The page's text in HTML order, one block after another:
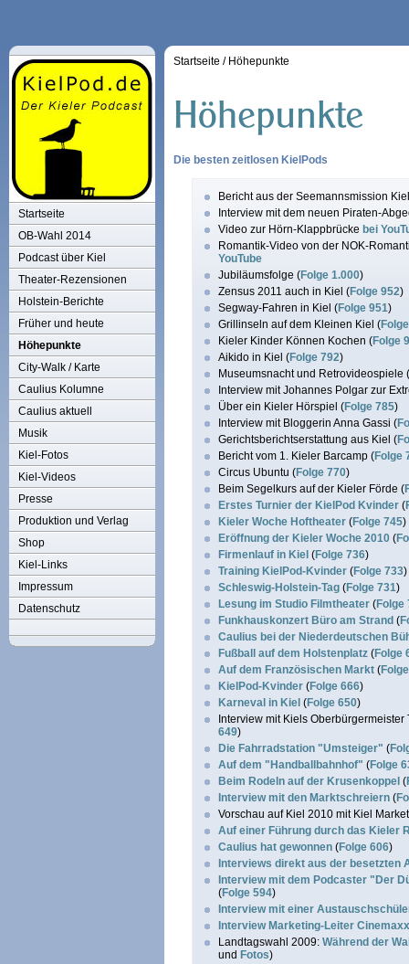
Startseite
OB-Wahl 2014
Podcast über Kiel
Theater-Rezensionen
Holstein-Berichte
Früher und heute
Höhepunkte
City-Walk / Karte
Caulius Kolumne
Caulius aktuell
Musik
Kiel-Fotos
Kiel-Videos
Presse
Produktion und Verlag
Shop
Kiel-Links
Impressum
Datenschutz
Startseite / Höhepunkte
Die besten zeitlosen KielPods
Bericht aus der Seemannsmission
Interview mit dem neuen Piraten-
Video zur Hörn-Klappbrücke bei
Romantik-Video von der NOK-
YouTube
Jubiläumsfolge (Folge 1.000)
Zensus 2011 auch in Kiel (Folge 952)
Segway-Fahren in Kiel (Folge 951)
Grillinseln auf dem Kleinen Kiel (
Kieler Kinder Können Kochen (Folge
Aikido in Kiel (Folge 792)
Museumsnacht und Retrovideospiele (
Interview mit Johannes Polgar zur
Über ein Kieler Hörspiel (Folge 785)
Interview mit Bloggerin Anna Gassi (
Gerichtsberichtserstattung aus Kiel (
Bericht vom 1. Kieler Barcamp (Folge
Circus Ubuntu (Folge 770)
Beim Segelkurs auf der Kieler Förde (
Erstes Turnier der KielPod Kvinder (
Kieler Woche Hoftheater (Folge 745)
Eröffnung der Kieler Woche 2010 (
Firmenlauf in Kiel (Folge 736)
Training KielPod-Kvinder (Folge 733)
Schleswig-Holstein-Tag (Folge 731)
Lesung im Studio Filmtheater (Folge
Funkhauskonzert Büro am Strand (
Caulius bei der Niederdeutschen
Fußball auf dem Holstenplatz (Folge
Auf dem Französischen Markt (
KielPod-Kvinder (Folge 666)
Karneval in Kiel (Folge 650)
Interview mit Kiels Oberbürgermeister
649)
Die Fahrradstation "Umsteiger" (
Auf dem "Handballbahnhof" (Folge
Beim Rodeln auf der Krusenkoppel (
Interview mit den Marktschreiern (
Vorschau auf Kiel 2010 mit Kiel
Auf einer Führung durch das Kieler
Caulius hat gewonnen (Folge 606)
Interviews direkt aus der besetzten
Interview mit dem Podcaster "Der
(Folge 594)
Interview mit einer
Interview Marketing-Leiter
Landtagswahl 2009: Während der
und Fotos)